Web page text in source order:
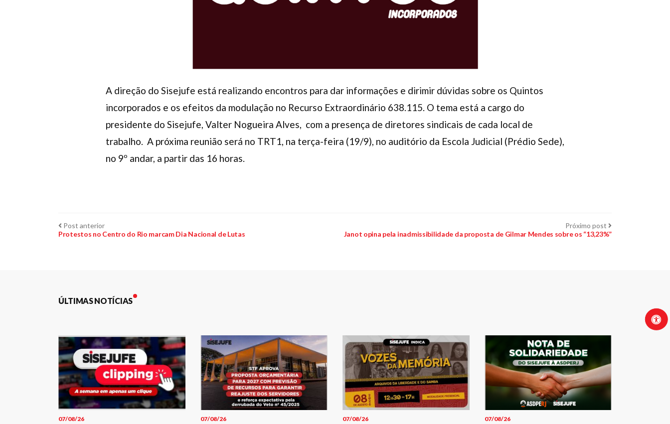
A direção do Sisejufe está realizando encontros para dar informações e dirimir dúvidas sobre os Quintos
incorporados e os efeitos da modulação no Recurso Extraordinário 638.115. O tema está a cargo do
presidente do Sisejufe, Valter Nogueira Alves, com a presença de diretores sindicais de cada local de
trabalho. A próxima reunião será no TRT1, na terça-feira (19/9), no auditório da Escola Judicial (Prédio Sede),
no 9º andar, a partir das 16 horas.
Navegação
Post anteriorPost
anterior:
Protestos no Centro do Rio marcam Dia Nacional de Lutas
Próximo post Próximo
post:
Janot opina pela inadmissibilidade da proposta de Gilmar Mendes sobre os “13,23%”
ÚLTIMAS NOTÍCIAS
07/08/26 07/08/26 07/08/26 07/08/26